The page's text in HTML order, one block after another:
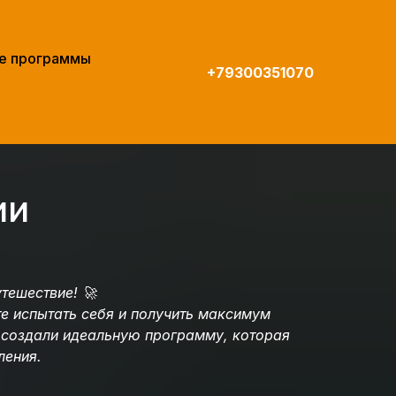
программы
+79300351070
🚀
испытать себя и получить максимум
идеальную программу, которая